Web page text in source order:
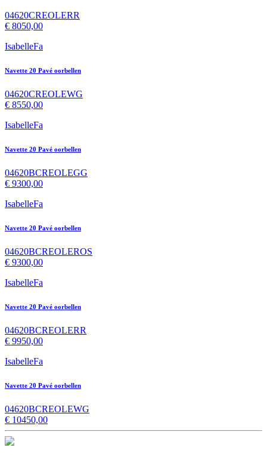
04620CREOLERR
€ 8050,00
IsabelleFa
Navette 20 Pavé oorbellen
04620CREOLEWG
€ 8550,00
IsabelleFa
Navette 20 Pavé oorbellen
04620BCREOLEGG
€ 9300,00
IsabelleFa
Navette 20 Pavé oorbellen
04620BCREOLEROS
€ 9300,00
IsabelleFa
Navette 20 Pavé oorbellen
04620BCREOLERR
€ 9950,00
IsabelleFa
Navette 20 Pavé oorbellen
04620BCREOLEWG
€ 10450,00